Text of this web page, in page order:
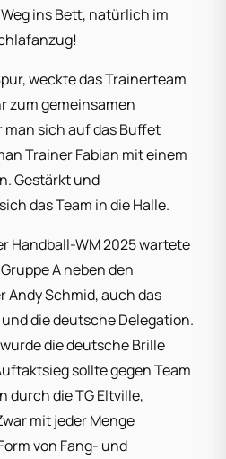
ins Bett, natürlich im
weckte das Trainerteam
zum gemeinsamen
man sich auf das Buffet
Trainer Fabian mit einem
Gestärkt und
das Team in die Halle.
Handball-WM 2025 wartete
A neben den
Andy Schmid, auch das
die deutsche Delegation.
die deutsche Brille
sollte gegen Team
durch die TG Eltville,
mit jeder Menge
von Fang- und